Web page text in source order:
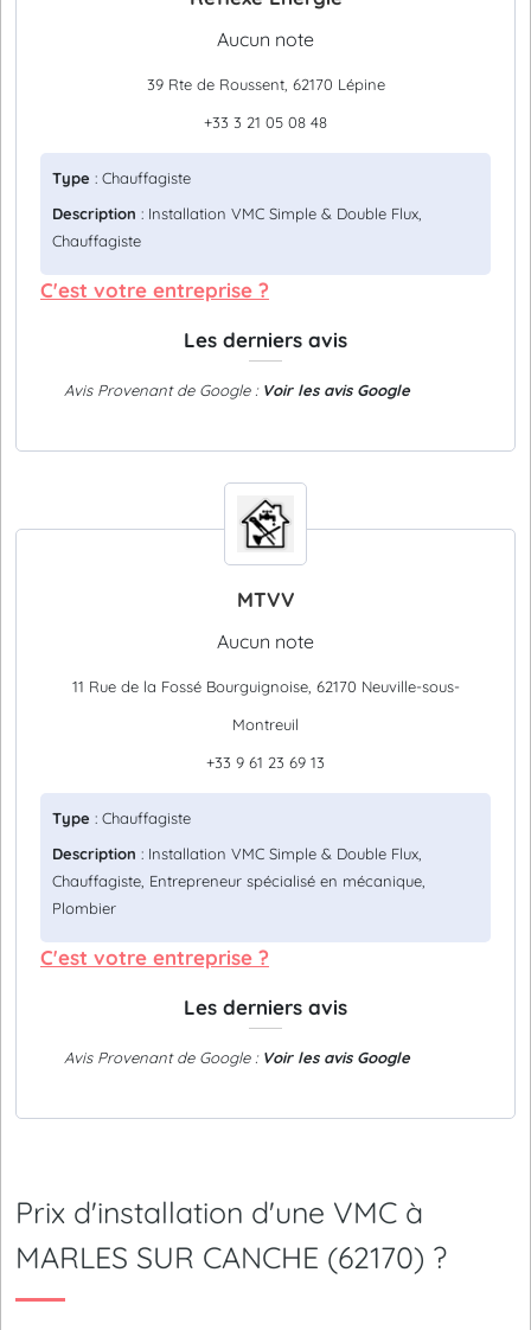
Aucun note
39 Rte de Roussent, 62170 Lépine
+33 3 21 05 08 48
Type : Chauffagiste
Description : Installation VMC Simple & Double Flux,
Chauffagiste
C'est votre entreprise ?
Les derniers avis
Avis Provenant de Google : Voir les avis Google
MTVV
Aucun note
11 Rue de la Fossé Bourguignoise, 62170 Neuville-sous-
Montreuil
+33 9 61 23 69 13
Type : Chauffagiste
Description : Installation VMC Simple & Double Flux,
Chauffagiste, Entrepreneur spécialisé en mécanique,
Plombier
C'est votre entreprise ?
Les derniers avis
Avis Provenant de Google : Voir les avis Google
Prix d'installation d'une VMC à
MARLES SUR CANCHE (62170) ?